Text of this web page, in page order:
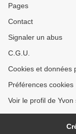
Pages
Contact
Signaler un abus
C.G.U.
Cookies et données
Préférences cookies
Voir le profil de